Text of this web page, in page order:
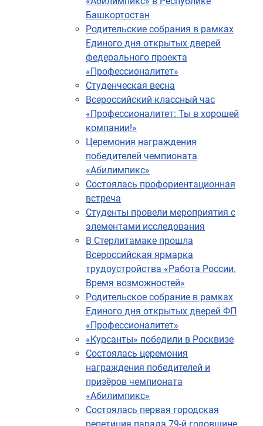
Башкортостан
Родительские собрания в рамках
Единого дня открытых дверей
федерального проекта
«Профессионалитет»
Студенческая весна
Всероссийский классный час
«Профессионалитет: Ты в хорошей
компании!»
Церемония награждения
победителей чемпионата
«Абилимпикс»
Состоялась профориентационная
встреча
Студенты провели мероприятия с
элементами исследования
В Стерлитамаке прошла
Всероссийская ярмарка
трудоустройства «Работа России.
Время возможностей»
Родительское собрание в рамках
Единого дня открытых дверей ФП
«Профессионалитет»
«Курсанты» победили в Росквизе
Состоялась церемония
награждения победителей и
призёров чемпионата
«Абилимпикс»
Состоялась первая городская